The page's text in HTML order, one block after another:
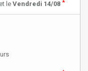
le Vendredi 14/08 *